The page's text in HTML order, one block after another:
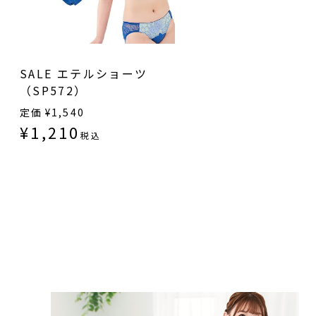
SALE エテルショーツ
（SP572）
定価 ¥1,540
¥1,210 税込